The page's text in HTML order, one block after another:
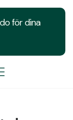
för dina